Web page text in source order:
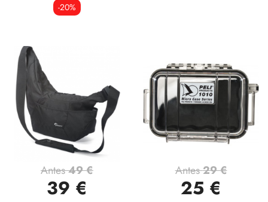
-20%
Antes49 €
39 €
Antes29 €
25 €